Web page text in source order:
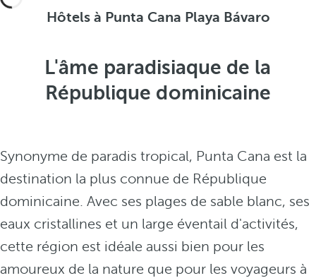
Hôtels à Punta Cana Playa Bávaro
L'âme paradisiaque de la
République dominicaine
Synonyme de paradis tropical, Punta Cana est la
destination la plus connue de République
dominicaine. Avec ses plages de sable blanc, ses
eaux cristallines et un large éventail d'activités,
cette région est idéale aussi bien pour les
amoureux de la nature que pour les voyageurs à